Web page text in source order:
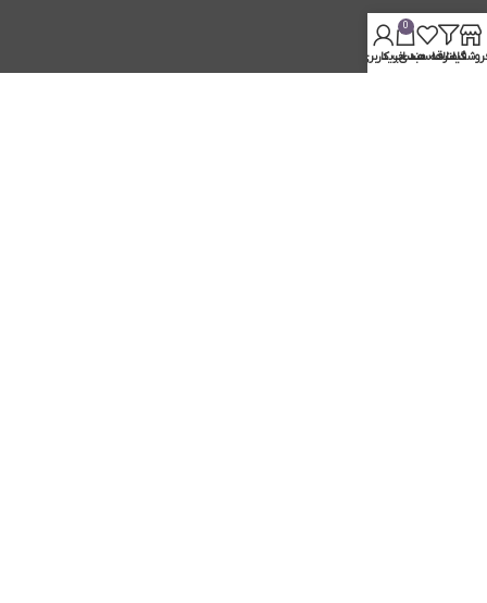
فیلترها
علاقه مندی
0
سبد خرید
حساب کاربری من